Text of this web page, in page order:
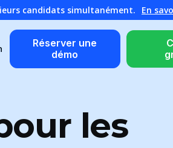
candidats simultanément. En
Réserver une
démo
les